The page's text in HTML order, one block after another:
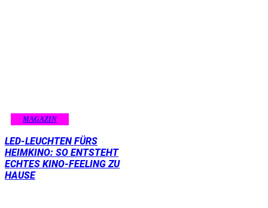
MAGAZIN
LED-LEUCHTEN FÜRS
HEIMKINO: SO ENTSTEHT
ECHTES KINO-FEELING ZU
HAUSE